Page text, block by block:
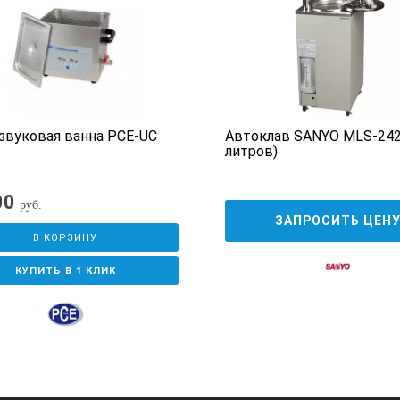
ванна PCE-UC
руб.
В КОРЗИНУ
КУПИТЬ В 1 КЛИК
Автоклав SANYO MLS-
литров)
ЗАПРОСИТЬ ЦЕНУ